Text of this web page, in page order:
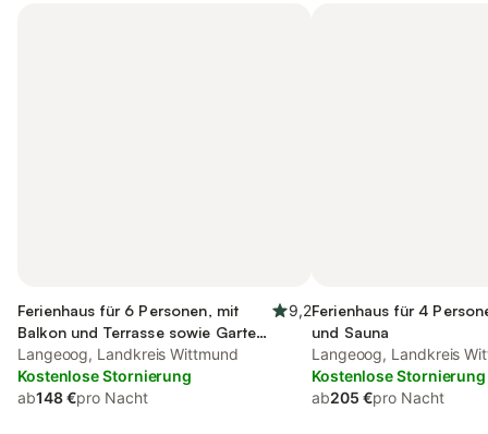
Ferienhaus für 6 Personen, mit
Balkon und Terrasse sowie Garten
und Sauna
9,2
Langeoog, Landkreis Wittmund
Kostenlose Stornierung
ab148 €pro Nacht
Ferienhaus für 4
und Sauna
Langeoog, Landkreis
Kostenlose Stornierung
ab205 €pro Nacht